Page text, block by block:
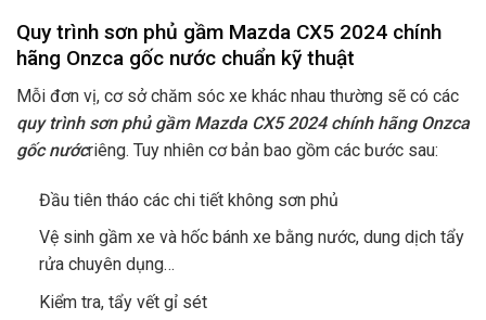
Quy trình sơn phủ gầm Mazda CX5 2024 chính
hãng Onzca gốc nước chuẩn kỹ thuật
Mỗi đơn vị, cơ sở chăm sóc xe khác nhau thường sẽ có các
quy trình sơn phủ gầm Mazda CX5 2024 chính hãng Onzca
gốc nướcriêng. Tuy nhiên cơ bản bao gồm các bước sau:
Đầu tiên tháo các chi tiết không sơn phủ
Vệ sinh gầm xe và hốc bánh xe bằng nước, dung dịch tẩy
rửa chuyên dụng…
Kiểm tra, tẩy vết gỉ sét